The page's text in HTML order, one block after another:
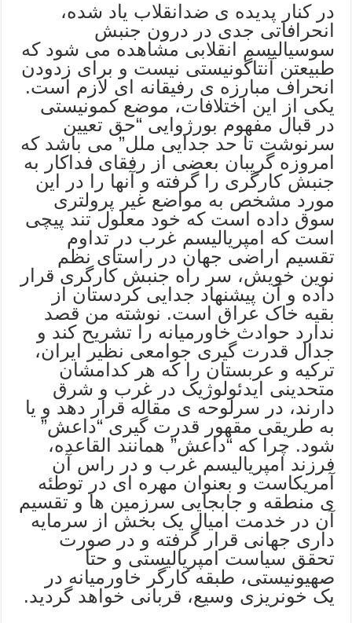
در کنار پدیده ی ضدانقلاب یاد شده،
انحرافاتی جدی در درون جنبش
سوسیالیسم انقلابی مشاهده می شود که
طبیعتن آنتاگونیستی نیست و برای زدودن
انحراف مبارزه ی رفیقانه ای لازم است.
یکی از این اختلافات، موضع کمونیستی
در قبال مفهوم بورژوایی “حق تعیین
سرنوشت تا حد جدایی ملل” می باشد که
امروزه گریبان بعضی از رفقای فداکار به
جنبش کارگری را گرفته و آنها را در این
مورد مشخص به مواضع غیر پرولتری
سوق داده است که خود معلول تند پیچی
است که امپریالیسم غرب در تداوم
تقسیم اراضی جهان در راستای نظم
نوین خویش، سر راه جنبش کارگری قرار
داده و آن پیشنهاد جدایی کردستان از
بقیه خاک عراق است. نوشته من قصد
ندارد حوادث خاورمیانه را تشریح کند و
جدال قدرت گیری جوامعی نظیر ایران،
ترکیه و عربستان را که هر کدامشان
متحدینی ایدئولوژیک در غرب و شرق
دارند، در سرلوحه ی مقاله قرار دهد و یا
به طریقی مقهور قدرت گیری “داعش”
شود. چرا که “داعش” همانند القاعده،
فرزند امپریالیسم غرب و در راس آن
آمریکاست و بعنوان مهره ای در توطئه
ی منطقه و جابجایی سرزمین ها و تقسیم
آن در خدمت امیال یک بخش از سرمایه
داری جهانی قرار گرفته و در صورت
تحقق سیاست امپریالیستی و حتا
صهیونیستی، طبقه کارگر خاورمیانه در
یک خونریزی وسیع، قربانی خواهد گردید.